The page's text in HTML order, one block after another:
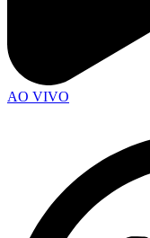
AO VIVO